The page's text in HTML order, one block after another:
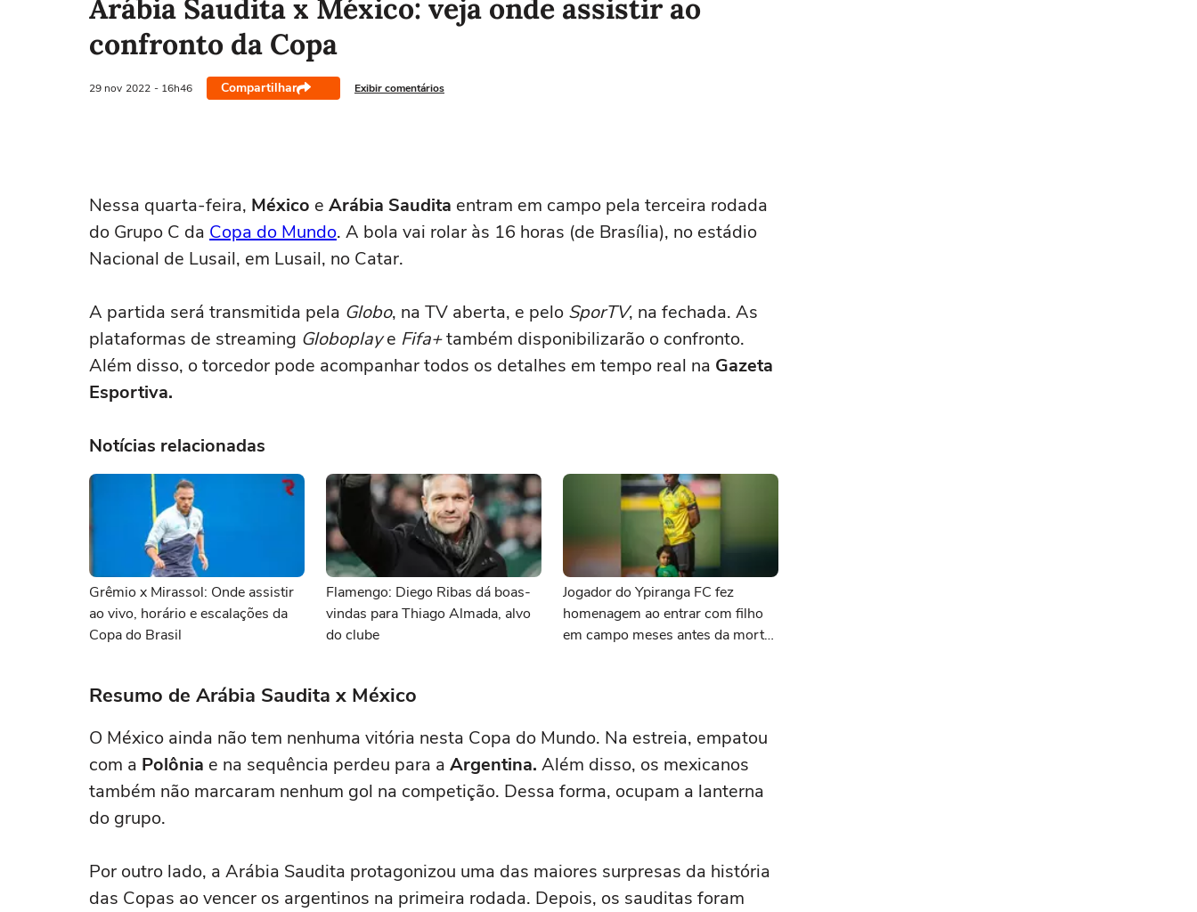
Arábia Saudita x México: veja onde assistir ao
confronto da Copa
29 nov 2022 - 16h46 Compartilhar Exibir comentários
Nessa quarta-feira, México e Arábia Saudita entram em campo pela terceira rodada
do Grupo C da Copa do Mundo. A bola vai rolar às 16 horas (de Brasília), no estádio
Nacional de Lusail, em Lusail, no Catar.
A partida será transmitida pela Globo, na TV aberta, e pelo SporTV, na fechada. As
plataformas de streaming Globoplaye Fifa+também disponibilizarão o confronto.
Além disso, o torcedor pode acompanhar todos os detalhes em tempo real na Gazeta
Esportiva.
Notícias relacionadas
Grêmio x Mirassol: Onde assistir
ao vivo, horário e escalações da
Copa do Brasil
Flamengo: Diego Ribas dá boas-
vindas para Thiago Almada, alvo
do clube
Jogador do Ypiranga FC fez
homenagem ao entrar com filho
em campo meses antes da morte
Resumo de Arábia Saudita x México
O México ainda não tem nenhuma vitória nesta Copa do Mundo. Na estreia, empatou
com a Polônia e na sequência perdeu para a Argentina. Além disso, os mexicanos
também não marcaram nenhum gol na competição. Dessa forma, ocupam a lanterna
do grupo.
Por outro lado, a Arábia Saudita protagonizou uma das maiores surpresas da história
das Copas ao vencer os argentinos na primeira rodada. Depois, os sauditas foram